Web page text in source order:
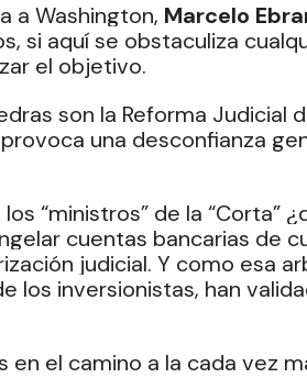
a Washington, Marcelo
si aquí se obstaculiza
el objetivo.
son la Reforma Judicial
una desconfianza
“ministros” de la “Corta”
cuentas bancarias de
judicial. Y como esa
los inversionistas, han
el camino a la cada vez